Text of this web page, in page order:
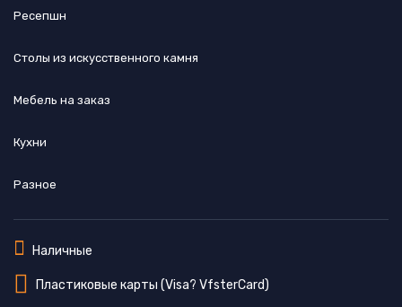
Ресепшн
Cтолы из искусственного камня
Мебель на заказ
Кухни
Разное
Наличные
Пластиковые карты (Visa? VfsterCard)